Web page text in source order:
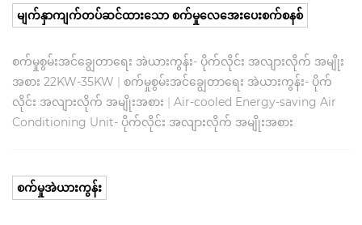
မျက်နှာကျက်တပ်ဆင်ထားသော စက်မှုလေအေးပေးစက်စနစ်
စက်မှုစွမ်းအင်ချွေတာရေး အဲယားကွန်း- ပိုက်လိုင်း အလျားလိုက် အမျိုး
အစား 22KW-35KW | စက်မှုစွမ်းအင်ချွေတာရေး အဲယားကွန်း- ပိုက်
လိုင်း အလျားလိုက် အမျိုးအစား | Air-cooled Energy-saving Air
Conditioning Unit- ပိုက်လိုင်း အလျားလိုက် အမျိုးအစား
စက်မှုအဲယားကွန်း